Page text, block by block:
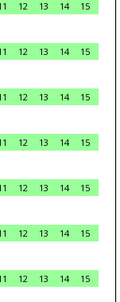
12 13 14
15
12 13 14
15
12 13 14
15
12 13 14
15
12 13 14
15
12 13 14
15
12 13 14
15